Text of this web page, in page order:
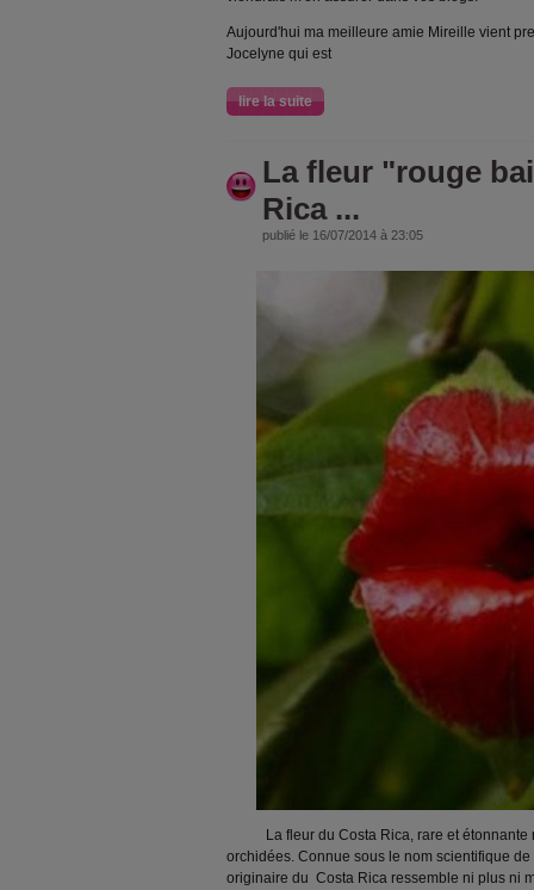
Aujourd'hui ma meilleure amie Mireille vient
Jocelyne qui est
lire la suite
La fleur "rouge
Rica ...
publié le 16/07/2014 à 23:05
La fleur du Costa Rica, rare et étonnante
orchidées. Connue sous le nom scientifique
originaire du Costa Rica ressemble ni plus ni